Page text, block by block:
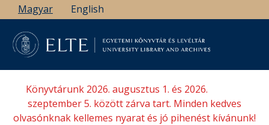
Ugrás
a
tartalomra
Magyar English
Könyvtárunk 2026. augusztus 1. és 2026.
szeptember 5. között zárva tart. Minden kedves
olvasónknak kellemes nyarat és jó pihenést kívánunk!